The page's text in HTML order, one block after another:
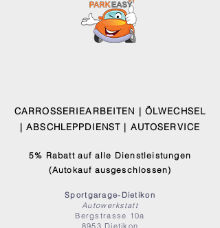
CARROSSERIEARBEITEN | ÖLWECHSEL
| ABSCHLEPPDIENST | AUTOSERVICE
5% Rabatt auf alle Dienstleistungen
(Autokauf ausgeschlossen)
Sportgarage-Dietikon
Autowerkstatt
Bergstrasse 10a
8953 Dietikon